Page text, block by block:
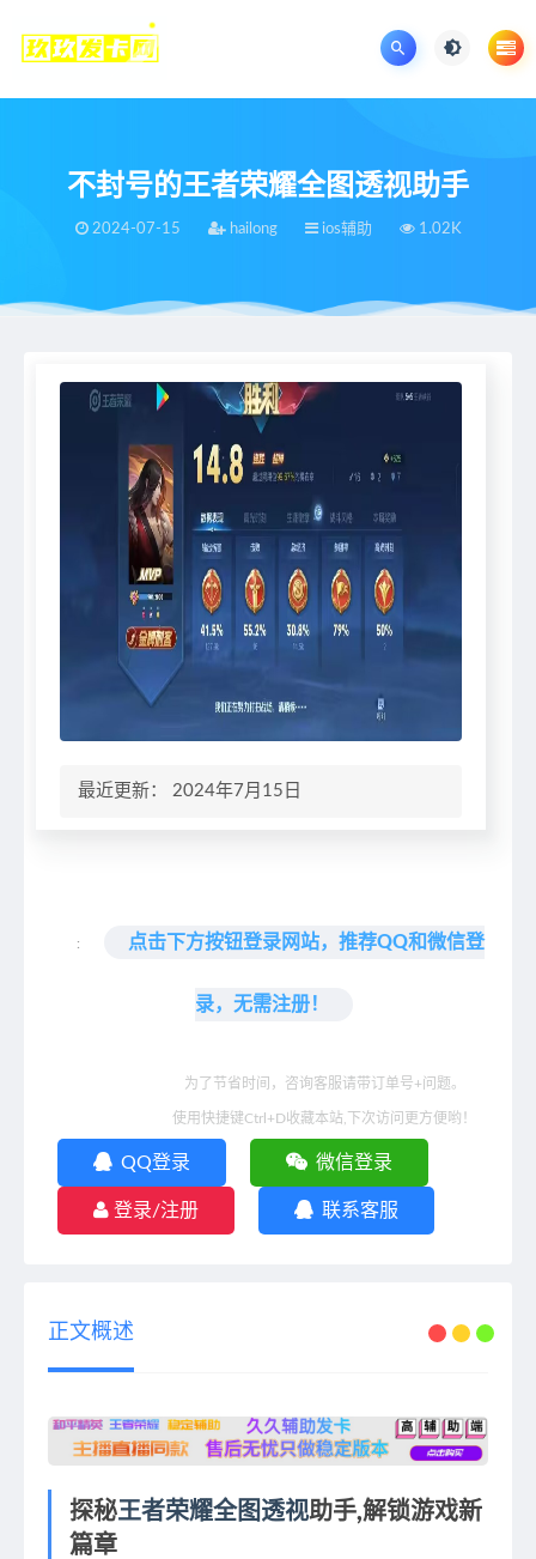
不封号的王者荣耀全图透视助手
2024-07-15 hailong ios辅助 1.02K
最近更新： 2024年7月15日
: 点击下方按钮登录网站，推荐QQ和微信登
录，无需注册！
为了节省时间，咨询客服请带订单号+问题。
使用快捷键Ctrl+D收藏本站,下次访问更方便哟！
QQ登录 微信登录
登录/注册 联系客服
正文概述
探秘王者荣耀全图透视助手,解锁游戏新
篇章